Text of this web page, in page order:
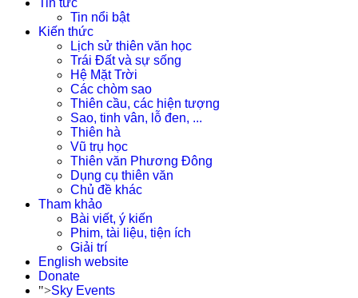
Tin tức
Tin nổi bật
Kiến thức
Lịch sử thiên văn học
Trái Đất và sự sống
Hệ Mặt Trời
Các chòm sao
Thiên cầu, các hiện tượng
Sao, tinh vân, lỗ đen, ...
Thiên hà
Vũ trụ học
Thiên văn Phương Đông
Dụng cụ thiên văn
Chủ đề khác
Tham khảo
Bài viết, ý kiến
Phim, tài liệu, tiện ích
Giải trí
English website
Donate
">Sky Events